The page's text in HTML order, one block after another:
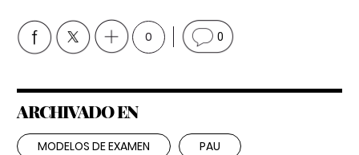
0 0
ARCHIVADO EN
MODELOS DE EXAMEN PAU